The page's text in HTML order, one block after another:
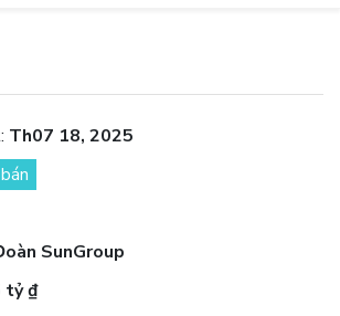
Th07 18, 2025
SunGroup
tỷ ₫